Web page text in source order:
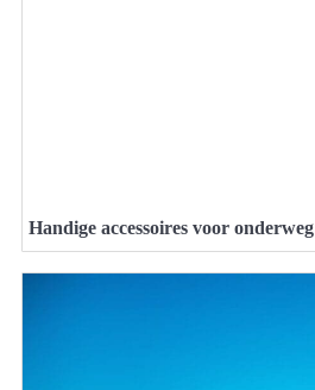
Handige accessoires voor onderweg